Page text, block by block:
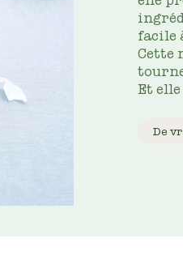
facile
Cette
Et
De